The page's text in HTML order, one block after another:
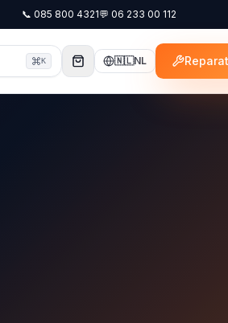
📞 085 800 4321💬 06 233 00 112
K 🇳🇱NL